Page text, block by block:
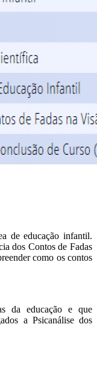
de educação infantil.
dos Contos de Fadas
como os contos
da educação e que
a Psicanálise dos